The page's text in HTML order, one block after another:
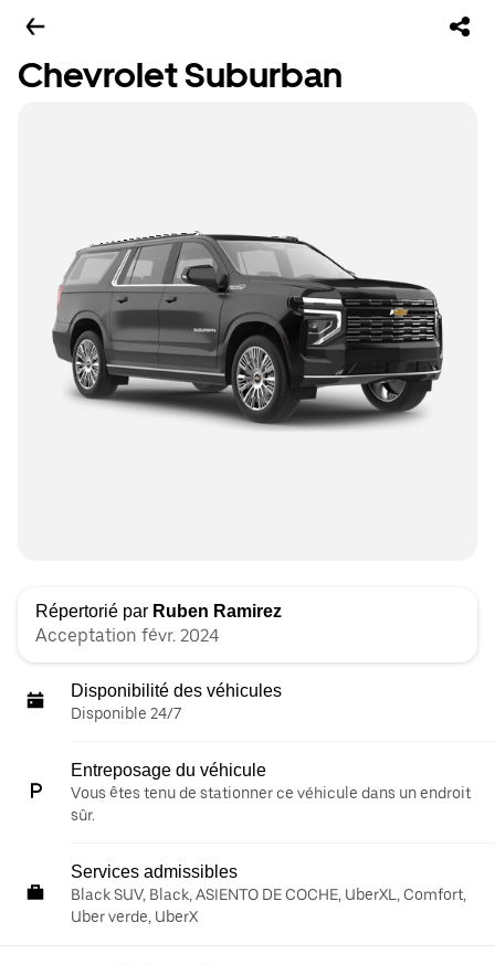
Chevrolet Suburban
Répertorié par Ruben Ramirez
Acceptation févr. 2024
Disponibilité des véhicules
Disponible 24/7
Entreposage du véhicule
Vous êtes tenu de stationner ce véhicule dans un endroit
sûr.
Services admissibles
Black SUV, Black, ASIENTO DE COCHE, UberXL, Comfort,
Uber verde, UberX